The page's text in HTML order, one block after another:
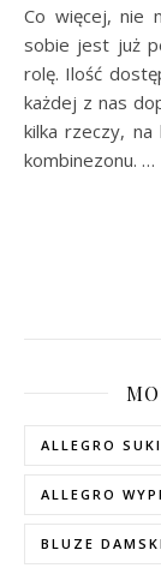
Co więcej, nie
sobie jest już
rolę. Ilość
każdej z nas
kilka rzeczy,
kombinezonu. …
ALLEGRO
ALLEGRO
BLUZE DAMSKI